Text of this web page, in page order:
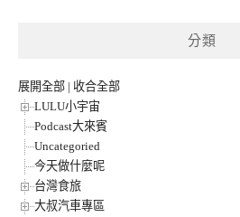
分類
展開全部 | 收合全部
LULU小宇宙
Podcast大來賓
Uncategoried
今天做什麼呢
台灣食旅
大叔汽車專區